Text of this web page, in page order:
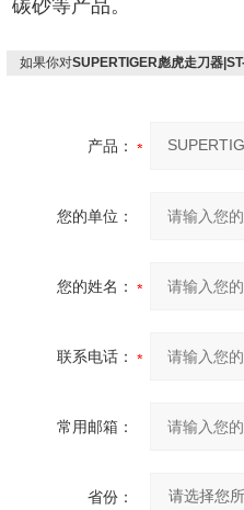
碳砂等产品。
如果你对SUPERTIGER彪虎走刀器
产品：
您的单位：
您的姓名：
联系电话：
常用邮箱：
省份：